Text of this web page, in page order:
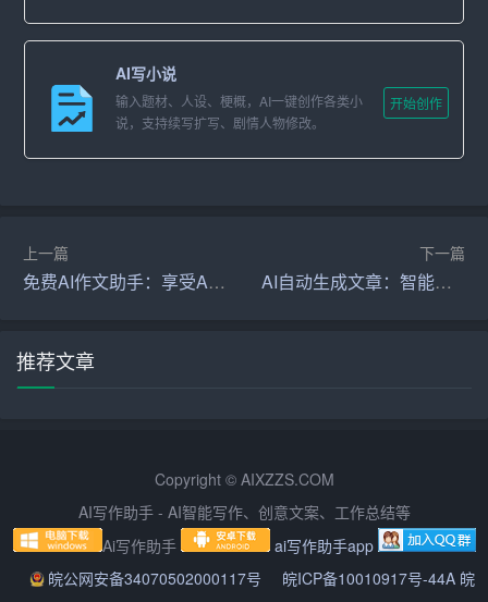
述。一般来说，破折号标题的字数不宜过多，以免影响阅
读体验。
2. 平衡主次：在破折号标题中，要注意平衡主次，确保主
要内容和辅助说明的比例适当。主要内容应简洁明了，辅
助说明应详细具体。
4. 逻辑清晰：破折号标题中的主要内容和辅助说明之间应
5. 创意运用：在保证公文庄重性的前提下，可以适当运用
三、破折号标题在实际应用中的案例分析
以下是一些破折号标题在实际应用中的案例，通过分析这
些案例，可以更好地理解如何使用破折号标题：
AI写小说
输入题材、人设、梗概，AI一键创作各类小
说，支持续写扩写、剧情人物修改。
开始创作
上一篇
免费AI作文助手：享受AI赋能的写作体验
下一篇
AI自动生成文章：智能创作，轻松高效
推荐文章
Copyright © AIXZZS.COM
AI写作助手 - AI智能写作、创意文案、工作总结等
Ai写作助手
ai写作助手app
皖公网安备34070502000117号
皖ICP备10010917号-44A 皖